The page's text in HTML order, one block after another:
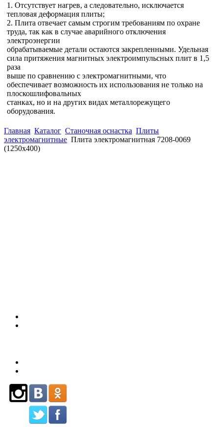
1. Отсутствует нагрев, а следовательно, исключается
тепловая деформация плиты;
2. Плита отвечает самым строгим требованиям по охране
труда, так как в случае аварийного отключения
электроэнергии
обрабатываемые детали остаются закрепленными. Удельная
сила притяжения магнитных электроимпульсных плит в 1,5
раза
выше по сравнению с электромагнитными, что
обеспечивает возможность их использования не только на
плоскошлифовальных
станках, но и на других видах металлорежущего
оборудования.
Главная Каталог Станочная оснастка Плиты
электромагнитные Плита электромагнитная 7208-0069
(1250х400)